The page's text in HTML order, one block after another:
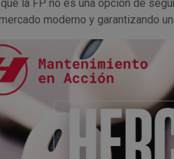
la FP no es una opción de
moderno y garantizando